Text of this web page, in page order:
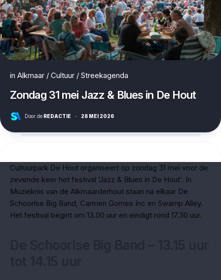
in Alkmaar / Cultuur / Streekagenda
Zondag 31 mei Jazz & Blues in De Hout
Door de REDACTIE · 28 MEI 2026
Cultuurpark De Hout organiseert op zondag 31 mei voor de
zevende keer het festival ‘Jazz & Blues in De Hout’. In
Muzieknis van de Alkmaarderhout staan na elkaar De
Schoorlse Big Band, Carmen Gomes Inc en Swamp Alley.
Het festival begint om 13.00 uur en eindigt rond 17.30 uur.
Protected by WP Anti-Hacker